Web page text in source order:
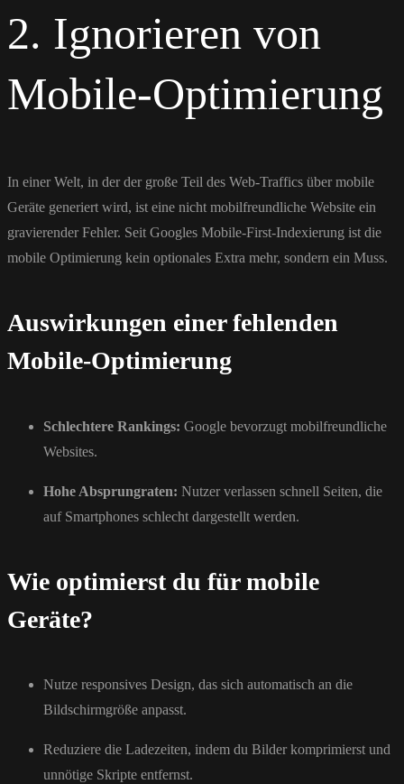
2. Ignorieren von
Mobile-Optimierung
In einer Welt, in der der große Teil des Web-Traffics über mobile
Geräte generiert wird, ist eine nicht mobilfreundliche Website ein
gravierender Fehler. Seit Googles Mobile-First-Indexierung ist die
mobile Optimierung kein optionales Extra mehr, sondern ein Muss.
Auswirkungen einer fehlenden
Mobile-Optimierung
Schlechtere Rankings: Google bevorzugt mobilfreundliche
Websites.
Hohe Absprungraten: Nutzer verlassen schnell Seiten, die
auf Smartphones schlecht dargestellt werden.
Wie optimierst du für mobile
Geräte?
Nutze responsives Design, das sich automatisch an die
Bildschirmgröße anpasst.
Reduziere die Ladezeiten, indem du Bilder komprimierst und
unnötige Skripte entfernst.